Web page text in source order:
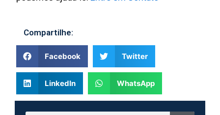
Compartilhe:
Facebook Twitter
LinkedIn WhatsApp
Search